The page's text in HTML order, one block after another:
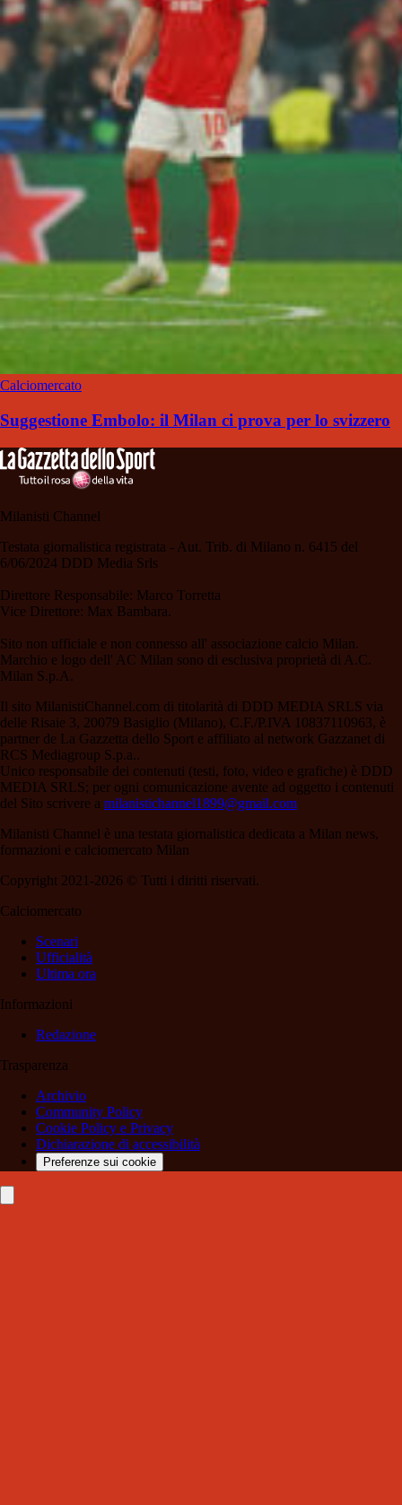
Calciomercato
Suggestione Embolo: il Milan ci prova per lo svizzero
Milanisti Channel
Testata giornalistica registrata - Aut. Trib. di Milano n. 6415 del
6/06/2024 DDD Media Srls
Direttore Responsabile: Marco Torretta
Vice Direttore: Max Bambara.
Sito non ufficiale e non connesso all' associazione calcio Milan.
Marchio e logo dell' AC Milan sono di esclusiva proprietà di A.C.
Milan S.p.A.
Il sito MilanistiChannel.com di titolarità di DDD MEDIA SRLS via
delle Risaie 3, 20079 Basiglio (Milano), C.F./P.IVA 10837110963, è
partner de La Gazzetta dello Sport e affiliato al network Gazzanet di
RCS Mediagroup S.p.a..
Unico responsabile dei contenuti (testi, foto, video e grafiche) è DDD
MEDIA SRLS; per ogni comunicazione avente ad oggetto i contenuti
del Sito scrivere a milanistichannel1899@gmail.com
Milanisti Channel è una testata giornalistica dedicata a Milan news,
formazioni e calciomercato Milan
Copyright 2021-2026 © Tutti i diritti riservati.
Calciomercato
Scenari
Ufficialità
Ultima ora
Informazioni
Redazione
Trasparenza
Archivio
Community Policy
Cookie Policy e Privacy
Dichiarazione di accessibilità
Preferenze sui cookie